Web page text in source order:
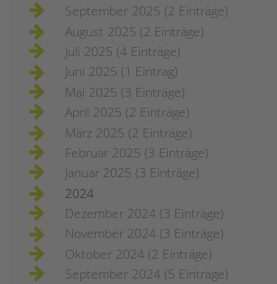
September 2025 (2 Einträge)
August 2025 (2 Einträge)
Juli 2025 (4 Einträge)
Juni 2025 (1 Eintrag)
Mai 2025 (3 Einträge)
April 2025 (2 Einträge)
März 2025 (2 Einträge)
Februar 2025 (3 Einträge)
Januar 2025 (3 Einträge)
2024
Dezember 2024 (3 Einträge)
November 2024 (3 Einträge)
Oktober 2024 (2 Einträge)
September 2024 (5 Einträge)